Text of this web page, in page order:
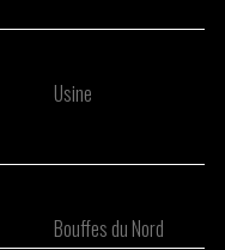
Usine
Bouffes du Nord